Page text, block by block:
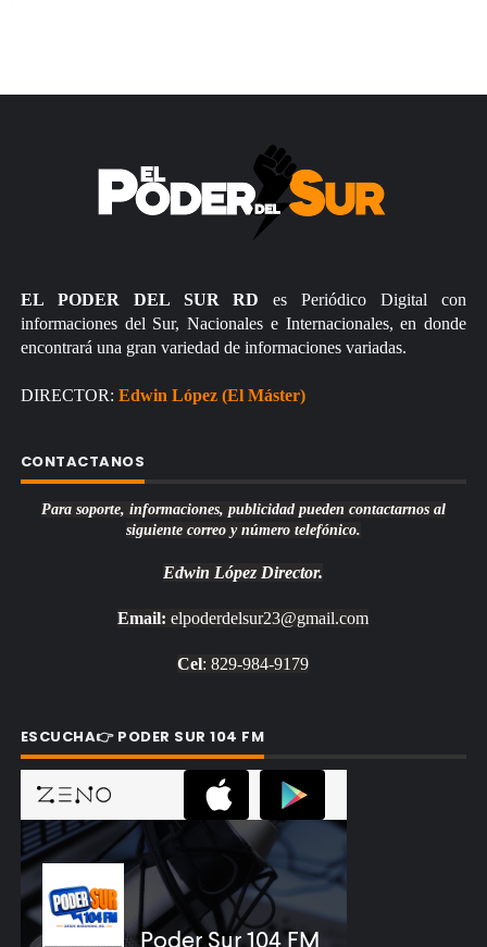
EL PODER DEL SUR RD es Periódico Digital con
informaciones del Sur, Nacionales e Internacionales, en donde
encontrará una gran variedad de informaciones variadas.
DIRECTOR: Edwin López (El Máster)
CONTACTANOS
Para soporte, informaciones, publicidad pueden contactarnos al
siguiente correo y número telefónico.
Edwin López Director.
Email: elpoderdelsur23@gmail.com
Cel: 829-984-9179
ESCUCHA👉 PODER SUR 104 FM